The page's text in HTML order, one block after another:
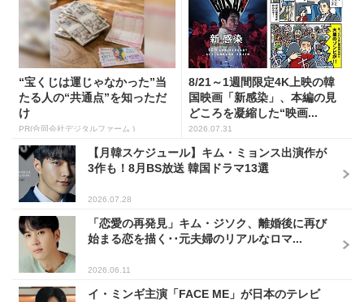
“宝くじは運じゃなかった”当
たる人の“共通点”を知っただ
け
PR(合同会社デジタルファーム )
8/21～1週間限定4K上映の韓
国映画「新感染」、本編の見
どころを凝縮した“映画...
2026.07.31
【月韓スケジュール】キム・ミョンス出演作が
3作も！8月BS放送 韓国ドラマ13選
2026.07.28
「恋愛の再発見」キム・ジソク、離婚後に再び
始まる恋を描く･･元夫婦のリアルなロマ...
2026.06.11
イ・ミンギ主演「FACE ME」が日本のテレビ